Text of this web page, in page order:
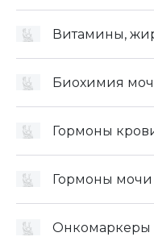
Витамины,
Биохимия
Гормоны
Гормоны мочи
Онкомаркеры